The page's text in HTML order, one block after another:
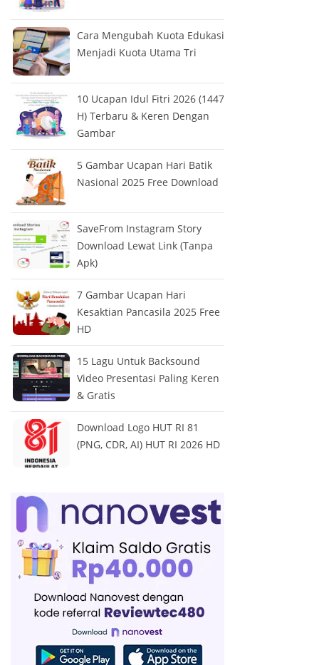
Cara Mengubah Kuota Edukasi
Menjadi Kuota Utama Tri
10 Ucapan Idul Fitri 2026 (1447
H) Terbaru & Keren Dengan
Gambar
5 Gambar Ucapan Hari Batik
Nasional 2025 Free Download
SaveFrom Instagram Story
Download Lewat Link (Tanpa
Apk)
7 Gambar Ucapan Hari
Kesaktian Pancasila 2025 Free
HD
15 Lagu Untuk Backsound
Video Presentasi Paling Keren
& Gratis
Download Logo HUT RI 81
(PNG, CDR, AI) HUT RI 2026 HD